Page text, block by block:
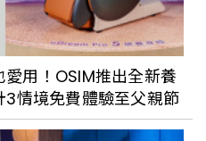
用！OSIM推出全新養
情境免費體驗至父親節